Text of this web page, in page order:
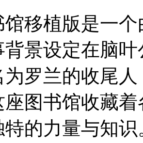
馆移植版是一
背景设定在脑
罗兰的收尾
座图书馆收藏
的力量与知